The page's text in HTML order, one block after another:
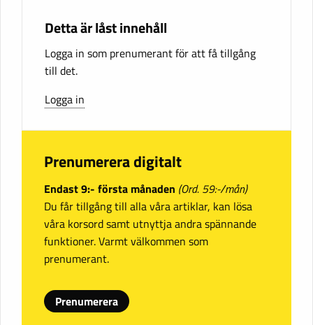
Detta är låst innehåll
Logga in som prenumerant för att få tillgång
till det.
Logga in
Prenumerera digitalt
Endast 9:- första månaden (Ord. 59:-/mån)
Du får tillgång till alla våra artiklar, kan lösa
våra korsord samt utnyttja andra spännande
funktioner. Varmt välkommen som
prenumerant.
Prenumerera